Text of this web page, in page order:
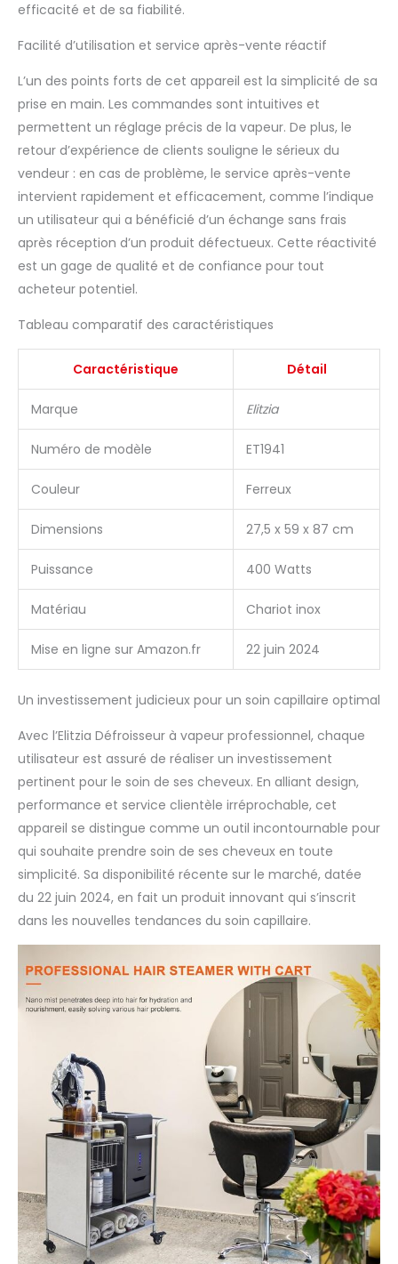
Pratique pour vous
de placer les produits
dans le processus de
service des clients,
améliorant votre
efficacité de travail et
votre commodité.
Machine à vapeur
professionnelle :
technologie innovante
de micro-brume, la
brume de 0,26 nm
garantit que chaque
soigneusement
hydraté, favorisant des
cheveux brillants, des
empêchant la
sécheresse. Et il n'y a
démarrez la machine,
la brume sera
pulvérisée, 7 niveaux de
réglage de la
température de
pulvérisation, 4 options
de volume de
pulvérisation,
puissance 400 W,
capacité du réservoir
d'eau 500-600 ml,
corps en ABS Approuvé
machine à brume est
utilisation dans les
salons professionnels
ou les salons de
parfaitement assortie
au fauteuil inclinable
pour favoriser la
relaxation et le confort
pendant le processus
de traitement,
améliorant votre
service et votre
professionnalisme.
efficacité et de sa fiabilité.
Facilité d’utilisation et service après-vente réactif
L’un des points forts de cet appareil est la simplicité de sa
prise en main. Les commandes sont intuitives et
permettent un réglage précis de la vapeur. De plus, le
retour d’expérience de clients souligne le sérieux du
vendeur : en cas de problème, le service après-vente
intervient rapidement et efficacement, comme l’indique
un utilisateur qui a bénéficié d’un échange sans frais
après réception d’un produit défectueux. Cette réactivité
est un gage de qualité et de confiance pour tout
acheteur potentiel.
Tableau comparatif des caractéristiques
Caractéristique Détail
Marque Elitzia
Numéro de modèle ET1941
Couleur Ferreux
Dimensions 27,5 x 59 x 87 cm
Puissance 400 Watts
Matériau Chariot inox
Mise en ligne sur Amazon.fr 22 juin 2024
Un investissement judicieux pour un soin capillaire optimal
Avec l’Elitzia Défroisseur à vapeur professionnel, chaque
utilisateur est assuré de réaliser un investissement
pertinent pour le soin de ses cheveux. En alliant design,
performance et service clientèle irréprochable, cet
appareil se distingue comme un outil incontournable pour
qui souhaite prendre soin de ses cheveux en toute
simplicité. Sa disponibilité récente sur le marché, datée
du 22 juin 2024, en fait un produit innovant qui s’inscrit
dans les nouvelles tendances du soin capillaire.